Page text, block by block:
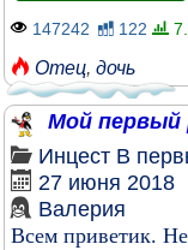
147242 122
Отец, дочь
Мой первый
Инцест В
27 июня 2018
Валерия
Всем приветик.